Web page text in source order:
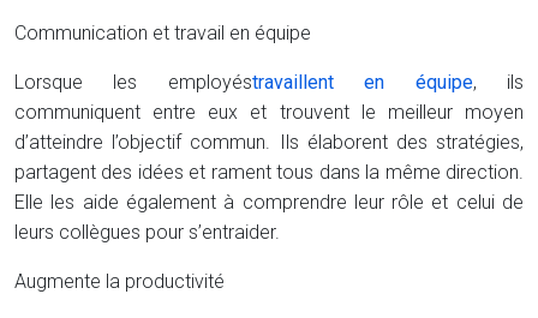
Communication et travail en équipe
Lorsque les employéstravaillent en équipe, ils
communiquent entre eux et trouvent le meilleur moyen
d’atteindre l’objectif commun. Ils élaborent des stratégies,
partagent des idées et rament tous dans la même direction.
Elle les aide également à comprendre leur rôle et celui de
leurs collègues pour s’entraider.
Augmente la productivité